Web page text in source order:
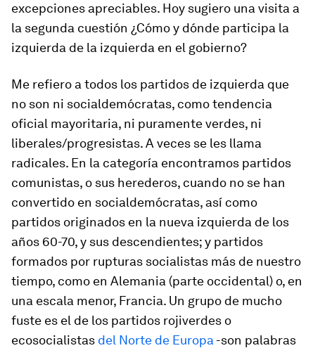
excepciones apreciables. Hoy sugiero una visita a
la segunda cuestión ¿Cómo y dónde participa la
izquierda de la izquierda en el gobierno?
Me refiero a todos los partidos de izquierda que
no son ni socialdemócratas, como tendencia
oficial mayoritaria, ni puramente verdes, ni
liberales/progresistas. A veces se les llama
radicales. En la categoría encontramos partidos
comunistas, o sus herederos, cuando no se han
convertido en socialdemócratas, así como
partidos originados en la nueva izquierda de los
años 60-70, y sus descendientes; y partidos
formados por rupturas socialistas más de nuestro
tiempo, como en Alemania (parte occidental) o, en
una escala menor, Francia. Un grupo de mucho
fuste es el de los partidos rojiverdes o
ecosocialistas del Norte de Europa -son palabras